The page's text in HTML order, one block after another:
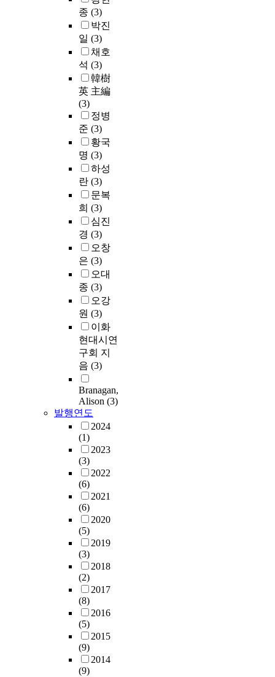
종 (3)
박진
일 (3)
채호
석 (3)
韓樹
英 主編
(3)
정병
준 (3)
황국
명 (3)
하성
란 (3)
문복
희 (3)
심진
경 (3)
오창
은 (3)
오대
종 (3)
오강
원 (3)
이화
현대시연
구회 지
음 (3)
Branagan,
Alison (3)
발행연도
2024
(1)
2023
(3)
2022
(6)
2021
(6)
2020
(5)
2019
(3)
2018
(2)
2017
(8)
2016
(5)
2015
(9)
2014
(9)